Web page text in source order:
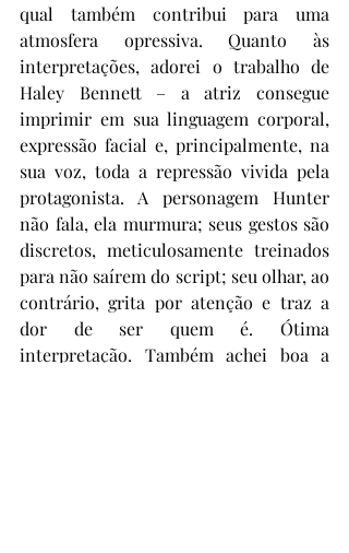
qual também contribui para uma
atmosfera opressiva. Quanto às
interpretações, adorei o trabalho de
Haley Bennett – a atriz consegue
imprimir em sua linguagem corporal,
expressão facial e, principalmente, na
sua voz, toda a repressão vivida pela
protagonista. A personagem Hunter
não fala, ela murmura; seus gestos são
discretos, meticulosamente treinados
para não saírem do script; seu olhar, ao
contrário, grita por atenção e traz a
dor de ser quem é. Ótima
interpretação. Também achei boa a